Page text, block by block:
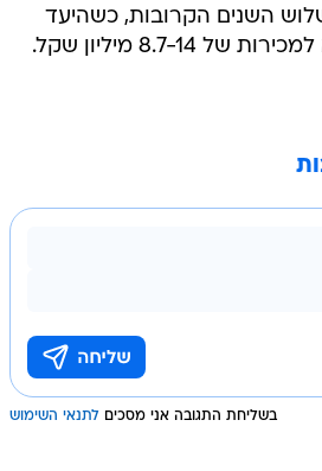
השנים הקרובות, כשהיעד
14 מיליון שקל.
בשליחת התגובה אני מסכים לתנאי השימוש